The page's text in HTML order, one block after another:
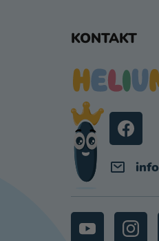
KONTAKT
info